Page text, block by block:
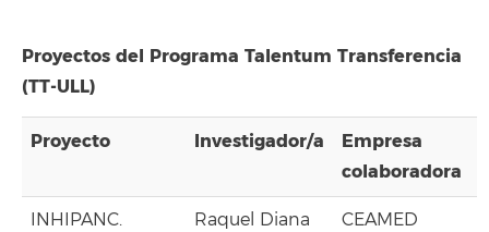
Proyectos del Programa Talentum Transferencia
(TT-ULL)
Proyecto Investigador/a
Empresa
colaboradora
INHIPANC.
Raquel Diana
CEAMED